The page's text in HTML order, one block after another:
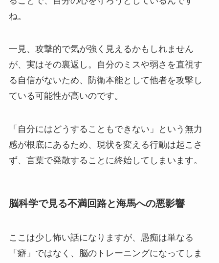
ね。
一見、攻撃的で気が強く見えるかもしれません
が、実はその裏返し。自分のミスや弱さを直視す
る自信がないため、防衛本能として他者を攻撃し
ている可能性が高いのです。
「自分にはどうすることもできない」という無力
感が根底にあるため、現状を変える行動は起こさ
ず、言葉で発散することに終始してしまいます。
脳科学で見る不満回路と海馬への悪影響
ここは少し怖い話になりますが、愚痴は単なる
「癖」ではなく、脳のトレーニングになってしま